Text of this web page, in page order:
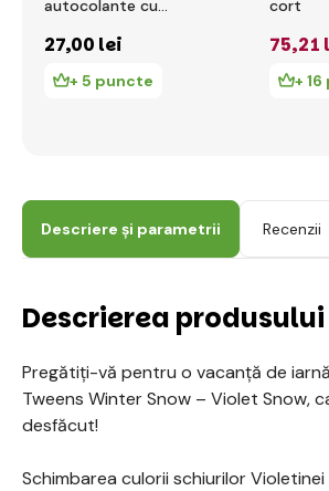
autocolante cu
27,00 lei
+ 5 puncte
cort
75,21
+
Descriere și parametrii Recenzii
Descrierea produsului
Pregătiți-vă pentru o vacanță de
Tweens Winter Snow – Violet Snow,
desfăcut!
Schimbarea culorii schiurilor